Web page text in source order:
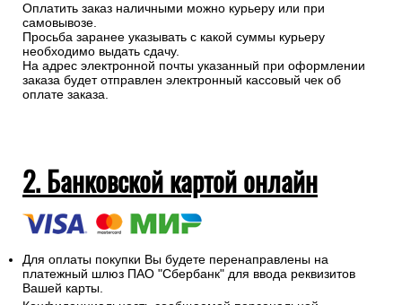
Оплатить заказ наличными можно курьеру или при
самовывозе.
Просьба заранее указывать с какой суммы курьеру
необходимо выдать сдачу.
На адрес электронной почты указанный при оформлении
заказа будет отправлен электронный кассовый чек об
оплате заказа.
2. Банковской картой онлайн
Для оплаты покупки Вы будете перенаправлены на
платежный шлюз ПАО "Сбербанк" для ввода реквизитов
Вашей карты.